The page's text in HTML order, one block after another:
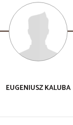
EUGENIUSZKALUBA